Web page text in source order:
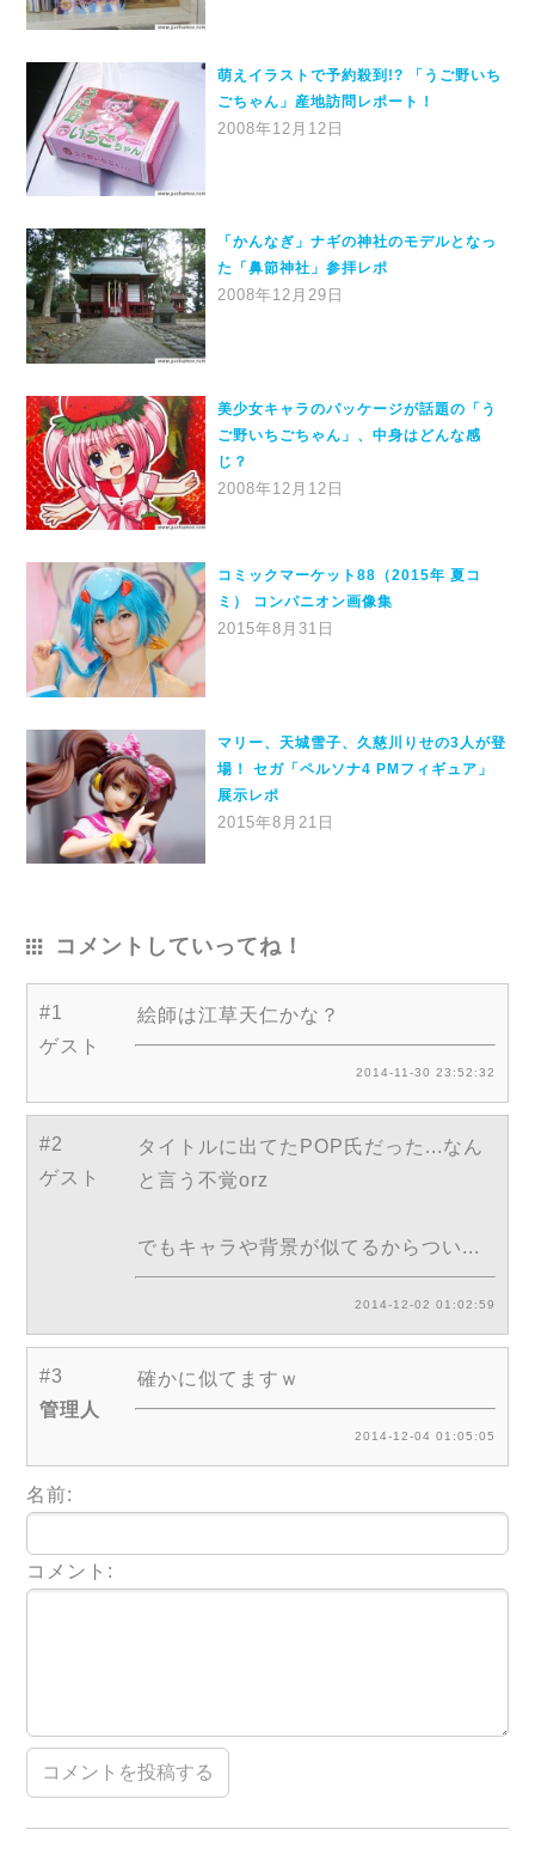
萌えイラストで予約殺到!? 「うご野いち
ごちゃん」産地訪問レポート！
2008年12月12日
「かんなぎ」ナギの神社のモデルとなっ
た「鼻節神社」参拝レポ
2008年12月29日
美少女キャラのパッケージが話題の「う
ご野いちごちゃん」、中身はどんな感
じ？
2008年12月12日
コミックマーケット88（2015年 夏コ
ミ） コンパニオン画像集
2015年8月31日
マリー、天城雪子、久慈川りせの3人が登
場！ セガ「ペルソナ4 PMフィギュア」
展示レポ
2015年8月21日
コメントしていってね！
#1
ゲスト
絵師は江草天仁かな？
2014-11-30 23:52:32
#2
ゲスト
タイトルに出てたPOP氏だった...なん
と言う不覚orz
でもキャラや背景が似てるからつい...
2014-12-02 01:02:59
#3
管理人
確かに似てますｗ
2014-12-04 01:05:05
名前:
コメント: